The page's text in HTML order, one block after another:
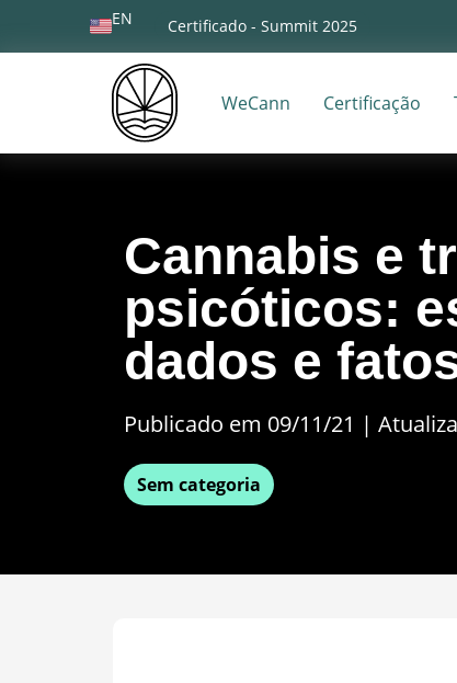
EN Certificado - Summit 2025
WeCann Certificação
Cannabis e
psicóticos:
dados e
Publicado em 09/11/21 |
Sem categoria